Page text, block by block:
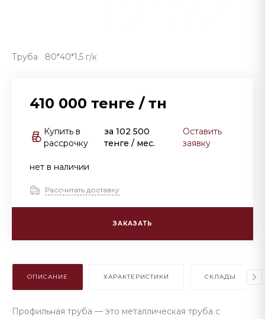
Труба 80*40*1,5 г/к
410 000 тенге / тн
Купить в
рассрочку
за102 500
тенге / мес.
Оставить
заявку
нет в наличии
Рассчитать доставку
ЗАКАЗАТЬ
ОПИСАНИЕ ХАРАКТЕРИСТИКИ СКЛАДЫ
Профильная труба — это металлическая труба с